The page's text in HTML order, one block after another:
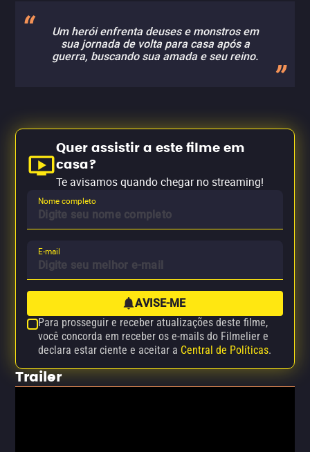
Um herói enfrenta deuses e monstros em
sua jornada de volta para casa após a
guerra, buscando sua amada e seu reino.
Quer assistir a este filme em
casa?
Te avisamos quando chegar no streaming!
Nome completo
E-mail
AVISE-ME
Para prosseguir e receber atualizações deste filme,
você concorda em receber os e-mails do Filmelier e
declara estar ciente e aceitar a Central de Políticas.
Trailer